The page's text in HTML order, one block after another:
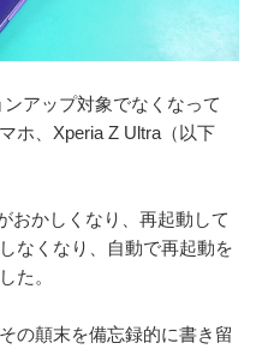
アップ対象でなくなって
ホ、Xperia Z Ultra（以下
おかしくなり、再起動して
なくなり、自動で再起動を
た。
の顛末を備忘録的に書き留